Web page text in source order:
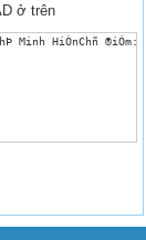
ở trên
HiÒnChñ ®iÓm: